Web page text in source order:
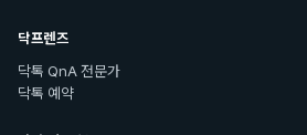
닥프렌즈
닥톡 QnA 전문가
닥톡 예약